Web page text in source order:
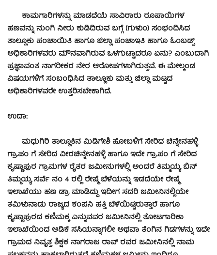
ಕಾಮಗಾರಿಗಳನ್ನು ಮಾಡದೆಯೆ ಸಾವಿರಾರು ರೂಪಾಯಿಗಳ
ಹಣವನ್ನು ನುಂಗಿ ನೀರು ಕುಡಿದಿರುವ ಬಗ್ಗೆ (ಗುಳುಂ) ಸಂಭಂದಿಸಿದ
ತಾಲ್ಲೂಕು ಪಂಚಾಯಿತಿ ಹಾಗೂ ಜಿಲ್ಲಾ ಪಂಚಾಇತಿ ಹಾಗೂ ಓಂಬಡ್ಸ್
ಅಧಿಕಾರಿಗಳವರು ಮೌನವಾಗಿರುವ ಒಳಗುಟ್ಟಾದರೂ ಏನು? ಎಂಬುದಾಗಿ
ಪ್ರಜ್ಞಾವಂತ ನಾಗರೀಕರ ನೇರ ಆರೋಪಗಳಾಗಿರುತ್ತವೆ. ಈ ಮೇಲ್ಕಂಡ
ವಿಷಯಗಳಿಗೆ ಸಂಬಂಧಿಸಿದ ತಾಲ್ಲೂಕು ಮತ್ತು ಜಿಲ್ಲಾ ಮಟ್ಟದ
ಅಧಿಕಾರಿಗಳವರೇ ಉತ್ತರಿಸಬೇಕಾಗಿದೆ.
ಉದಾ:
ಮಧುಗಿರಿ ತಾಲ್ಲೂಕಿನ ಮಿಡಿಗೇಶಿ ಹೋಬಳಿಗೆ ಸೇರಿದ ಚಿನ್ನೇನಹಳ್ಳಿ
ಗ್ರಾ.ಪಂ ಗೆ ಸೇರಿದ ವೀರಚಿನ್ನೇನಹಳ್ಳಿ ಹಾಗೂ ಇದೇ ಗ್ರಾ.ಪಂ ಗೆ ಸೇರಿದ
ಕೃಷ್ಣಾಪುರ ಗ್ರಾಮಗಳ ರೈತರ ಜಮೀನುಗಳಲ್ಲಿ ಅಂದರೆ ತಿಮ್ಮಯ್ಯ ಬಿನ್
ತಿಮ್ಮಯ್ಯ ಸರ್ವೆ ನಂ 4 ರಲ್ಲಿ ರೇಷ್ಮೆ ಬೆಳೆಯನ್ನು ಇಡದೆಯೇ ರೇಷ್ಮೆ
ಇಲಾಖೆಯು ಹಣ ಡ್ರಾ ಮಾಡಿದ್ದು ಇದೀಗ ಸದರಿ ಜಮೀನಿನಲ್ಲಿಯೇ
ತಮಿಳುನಾಡು ರಾಜ್ಯದ ಕಂಪನಿ ಹತ್ತಿ ಬೆಳೆಯಿಟ್ಟಿರುತ್ತಾರೆ ಹಾಗೂ
ಕೃಷ್ಣಾಪುರದ ಕಣಿಮಕ್ಕ ಎನ್ನುವವರ ಜಮೀನಿನಲ್ಲಿ ತೋಟಗಾರಿಕಾ
ಇಲಾಖೆಯಿಂದ ಅಡಿಕೆ ಸಸಿಯನ್ನಾಗಲೀ ಅಥವಾ ತೆಂಗಿನ ಗಿಡಗಳನ್ನು ಇದೇ
ಗ್ರಾಮದ ನಿವೃತ್ತ ಶಿಕ್ಷಕ ನಾಗರಾಜ ರಾವ್ ರವರ ಜಮೀನಿನಲ್ಲಿ ನಾಮ